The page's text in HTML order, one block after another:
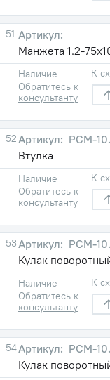
51
Манжета 1.2-
Наличие
Обратитесь к
консультанту
К
52
РСМ-
Втулка
Наличие
Обратитесь к
консультанту
К
53
РСМ-
Кулак
Наличие
Обратитесь к
консультанту
К
54
РСМ-
Кулак